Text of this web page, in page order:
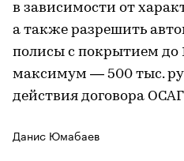
в зависимости от
а также разрешить
полисы с покрытием до
максимум — 500 тыс.
действия договора
Данис Юмабаев